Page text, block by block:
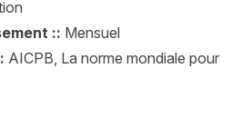
:: Mensuel
AICPB, La norme mondiale pour